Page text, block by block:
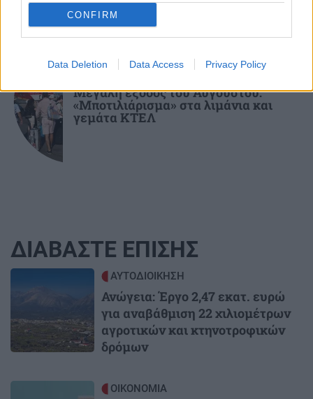
CONFIRM
Data Deletion Data Access Privacy Policy
Πάνω από 57.000 στρέμματα καμένα
ΕΛΛΑΔΑ
Μεγάλη έξοδος του Αυγούστου:
«Μποτιλιάρισμα» στα λιμάνια και
γεμάτα ΚΤΕΛ
ΔΙΑΒΑΣΤΕ ΕΠΙΣΗΣ
ΑΥΤΟΔΙΟΙΚΗΣΗ
Ανώγεια: Έργο 2,47 εκατ. ευρώ
για αναβάθμιση 22 χιλιομέτρων
αγροτικών και κτηνοτροφικών
δρόμων
ΟΙΚΟΝΟΜΙΑ